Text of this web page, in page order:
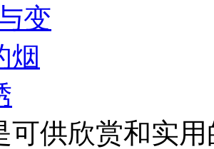
可供欣赏和实